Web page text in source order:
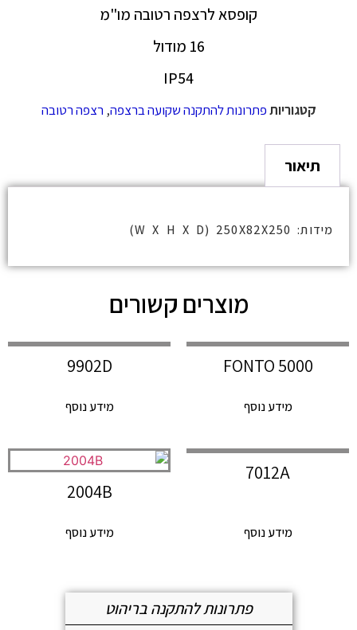
קופסא לרצפה רטובה מו"מ
16 מודול
IP54
קטגוריותפתרונות להתקנה שקועה ברצפה, רצפה רטובה
תיאור
מידות: W X H X D) 250X82X250)
מוצרים קשורים
FONTO 5000
מידע נוסף
9902D
מידע נוסף
7012A
מידע נוסף
2004B
מידע נוסף
פתרונות להתקנה בריהוט